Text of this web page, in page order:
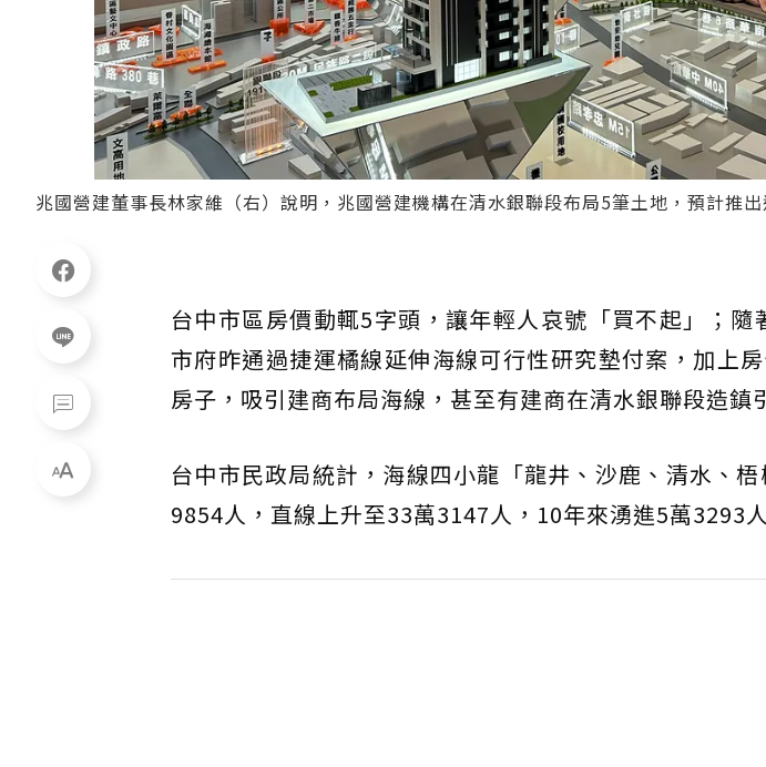
兆國營建董事長林家維（右）說明，兆國營建機構在清水銀聯段布局5筆土地，預計推
台中市區房價動輒5字頭，讓年輕人哀號「買不起」；隨
市府昨通過捷運橘線延伸海線可行性研究墊付案，加上
房子，吸引建商布局海線，甚至有建商在清水銀聯段造鎮
台中市民政局統計，海線四小龍「龍井、沙鹿、清水、
9854人，直線上升至33萬3147人，10年來湧進5萬3293